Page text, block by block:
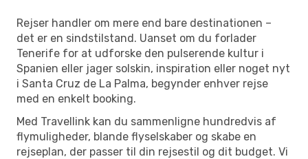
Rejser handler om mere end bare destinationen –
det er en sindstilstand. Uanset om du forlader
Tenerife for at udforske den pulserende kultur i
Spanien eller jager solskin, inspiration eller noget nyt
i Santa Cruz de La Palma, begynder enhver rejse
med en enkelt booking.
Med Travellink kan du sammenligne hundredvis af
flymuligheder, blande flyselskaber og skabe en
rejseplan, der passer til din rejsestil og dit budget. Vi